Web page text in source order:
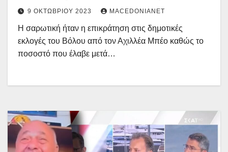
9 ΟΚΤΩΒΡΊΟΥ 2023 MACEDONIANET
Η σαρωτική ήταν η επικράτηση στις δημοτικές
εκλογές του Βόλου από τον Αχιλλέα Μπέο καθώς το
ποσοστό που έλαβε μετά…